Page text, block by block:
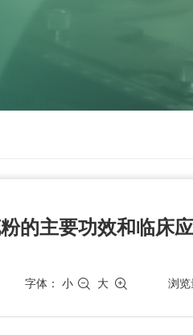
的主要功效和临床
字体： 小 大 浏览